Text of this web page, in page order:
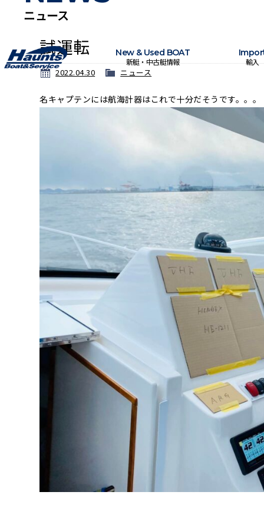
New & Used BOAT
新艇・中古艇情報 輸入
ニュース
試運転
2022.04.30 ニュース
名キャプテンには航海計器はこれで十分だそうです。。。